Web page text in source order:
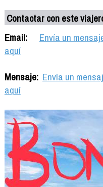
Contactar con este
Email:
Envía un
aquí
Mensaje: Envía un
aquí